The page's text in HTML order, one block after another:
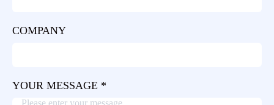
COMPANY
YOUR MESSAGE *